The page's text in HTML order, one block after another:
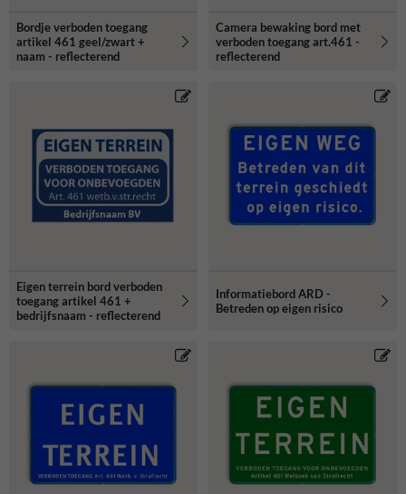
Bordje verboden toegang
artikel 461 geel/zwart +
naam - reflecterend
Camera bewaking bord met
verboden toegang art.461 -
reflecterend
Eigen terrein bord verboden
toegang artikel 461 +
bedrijfsnaam - reflecterend
Informatiebord ARD -
Betreden op eigen risico